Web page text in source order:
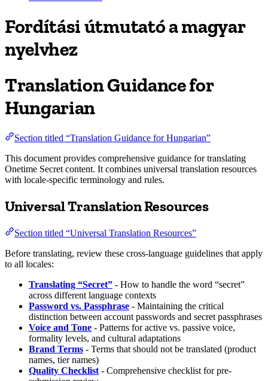
Fordítási útmutató a magyar
nyelvhez
Translation Guidance for
Hungarian
Section titled “Translation Guidance for Hungarian”
This document provides comprehensive guidance for translating
Onetime Secret content. It combines universal translation resources
with locale-specific terminology and rules.
Universal Translation Resources
Section titled “Universal Translation Resources”
Before translating, review these cross-language guidelines that apply
to all locales:
Translating “Secret” - How to handle the word “secret”
across different language contexts
Password vs. Passphrase - Maintaining the critical
distinction between account passwords and secret passphrases
Voice and Tone - Patterns for active vs. passive voice,
formality levels, and cultural adaptations
Brand Terms - Terms that should not be translated (product
names, tier names)
Quality Checklist - Comprehensive checklist for pre-